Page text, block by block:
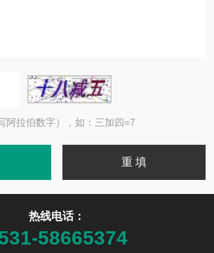
阿拉伯数字），如：三加四=7
热线电话：
58665374